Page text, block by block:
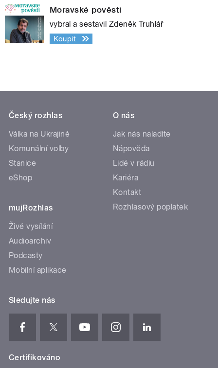
Moravské pověsti
vybral a sestavil Zdeněk Truhlář
Koupit
Český rozhlas
Válka na Ukrajině
Komunální volby
Stanice
eShop
mujRozhlas
Živé vysílání
Audioarchiv
Podcasty
Mobilní aplikace
O nás
Jak nás naladíte
Nápověda
Lidé v rádiu
Kariéra
Kontakt
Rozhlasový poplatek
Sledujte nás
Certifikováno